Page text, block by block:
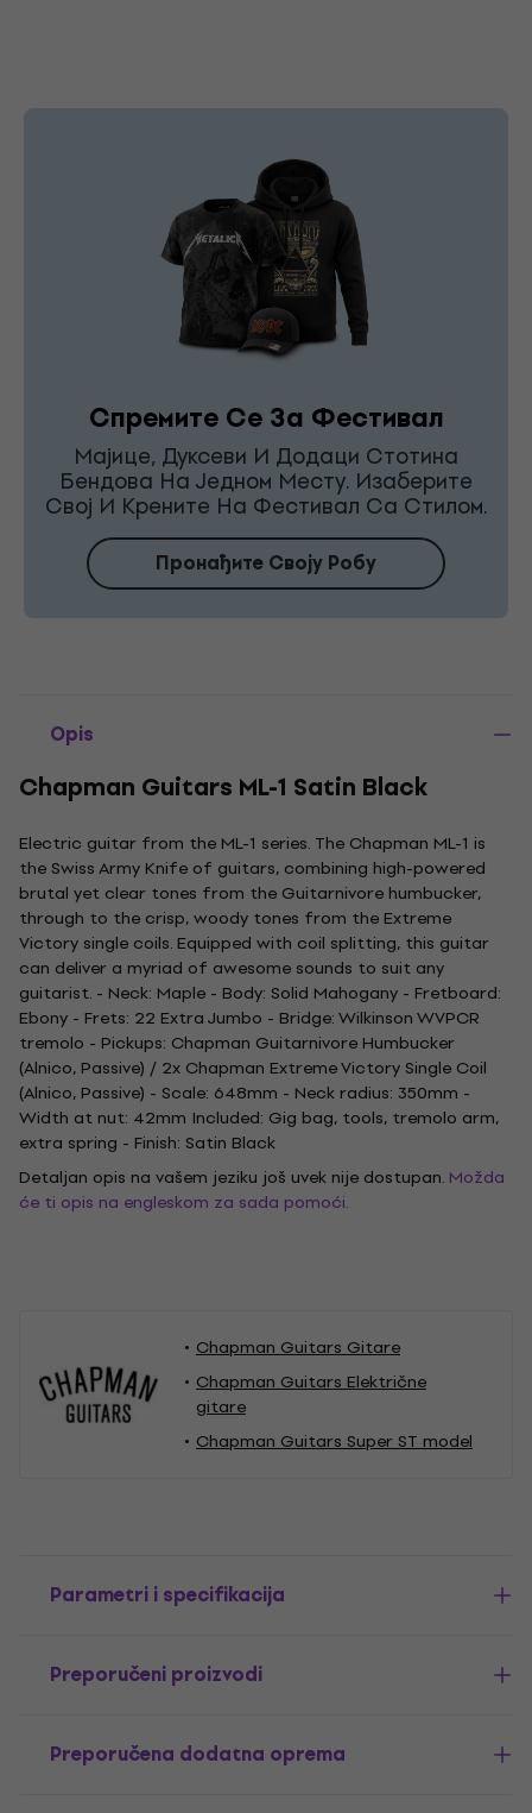
Спремите Се За Фестивал
Мајице, Дуксеви И Додаци Стотина
Бендова На Једном Месту. Изаберите
Свој И Крените На Фестивал Са Стилом.
Пронађите Своју Робу
Opis
Chapman Guitars ML-1 Satin Black
Electric guitar from the ML-1 series. The Chapman ML-1 is
the Swiss Army Knife of guitars, combining high-powered
brutal yet clear tones from the Guitarnivore humbucker,
through to the crisp, woody tones from the Extreme
Victory single coils. Equipped with coil splitting, this guitar
can deliver a myriad of awesome sounds to suit any
guitarist. - Neck: Maple - Body: Solid Mahogany - Fretboard:
Ebony - Frets: 22 Extra Jumbo - Bridge: Wilkinson WVPCR
tremolo - Pickups: Chapman Guitarnivore Humbucker
(Alnico, Passive) / 2x Chapman Extreme Victory Single Coil
(Alnico, Passive) - Scale: 648mm - Neck radius: 350mm -
Width at nut: 42mm Included: Gig bag, tools, tremolo arm,
extra spring - Finish: Satin Black
Detaljan opis na vašem jeziku još uvek nije dostupan. Možda
će ti opis na engleskom za sada pomoći.
Chapman Guitars Gitare
Chapman Guitars Električne
gitare
Chapman Guitars Super ST model
Parametri i specifikacija
Preporučeni proizvodi
Preporučena dodatna oprema